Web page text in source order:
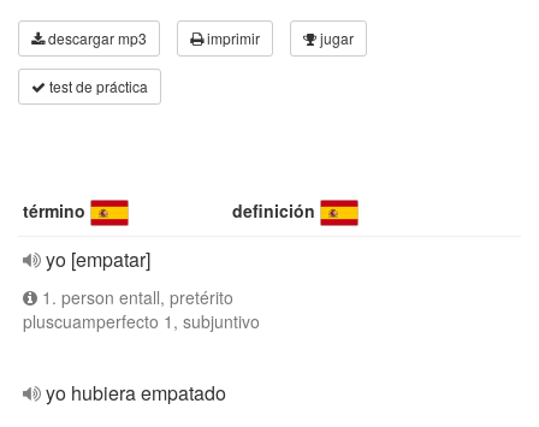
descargar mp3 imprimir jugar
test de práctica
término definición
yo [empatar]
1. person entall, pretérito
pluscuamperfecto 1, subjuntivo
yo hubiera empatado